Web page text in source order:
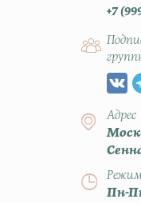
+7
Адрес
Пн-